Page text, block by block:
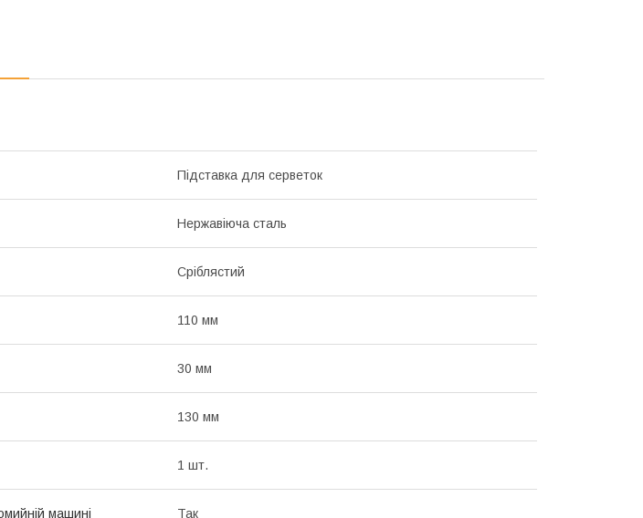
Підставка для серветок
Нержавіюча сталь
Сріблястий
110 мм
30 мм
130 мм
1 шт.
машині Так